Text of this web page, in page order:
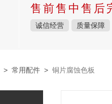
售前售中售后
诚信经营 质量保障
> 常用配件 > 铜片腐蚀色板